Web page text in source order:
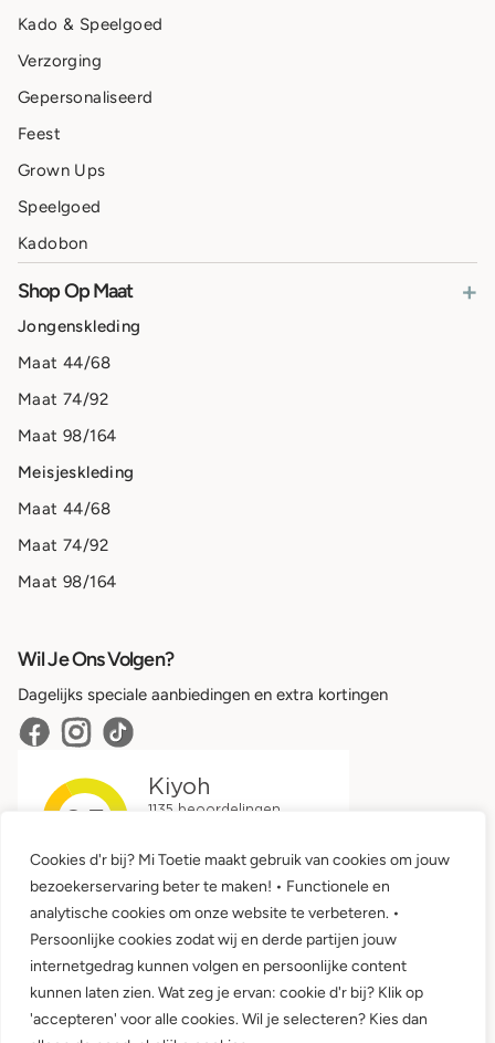
Cookies d'r bij? Mi Toetie maakt gebruik van cookies om jouw
bezoekerservaring beter te maken! • Functionele en
analytische cookies om onze website te verbeteren. •
Persoonlijke cookies zodat wij en derde partijen jouw
internetgedrag kunnen volgen en persoonlijke content
kunnen laten zien. Wat zeg je ervan: cookie d'r bij? Klik op
'accepteren' voor alle cookies. Wil je selecteren? Kies dan
Kado & Speelgoed
Verzorging
Gepersonaliseerd
Feest
Grown Ups
Speelgoed
Kadobon
Shop Op Maat +
Jongenskleding
Maat 44/68
Maat 74/92
Maat 98/164
Meisjeskleding
Maat 44/68
Maat 74/92
Maat 98/164
Wil Je Ons Volgen?
Dagelijks speciale aanbiedingen en extra kortingen